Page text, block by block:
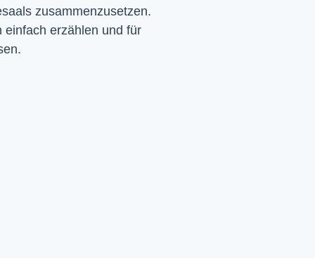
zusammenzusetzen.
einfach erzählen und für